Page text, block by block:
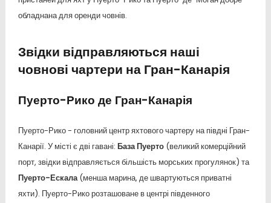
обладнана для оренди човнів.
Звідки відправляються наші
човнові чартери на Гран-Канарія
Пуерто-Рико де Гран-Канарія
Пуерто-Рико - головний центр яхтового чартеру на півдні Гран-
Канарії. У місті є дві гавані:База Пуерто (великий комерційний
порт, звідки відправляється більшість морських прогулянок) та
Пуерто-Ескала(менша марина, де швартуються приватні
яхти). Пуерто-Рико розташоване в центрі південного